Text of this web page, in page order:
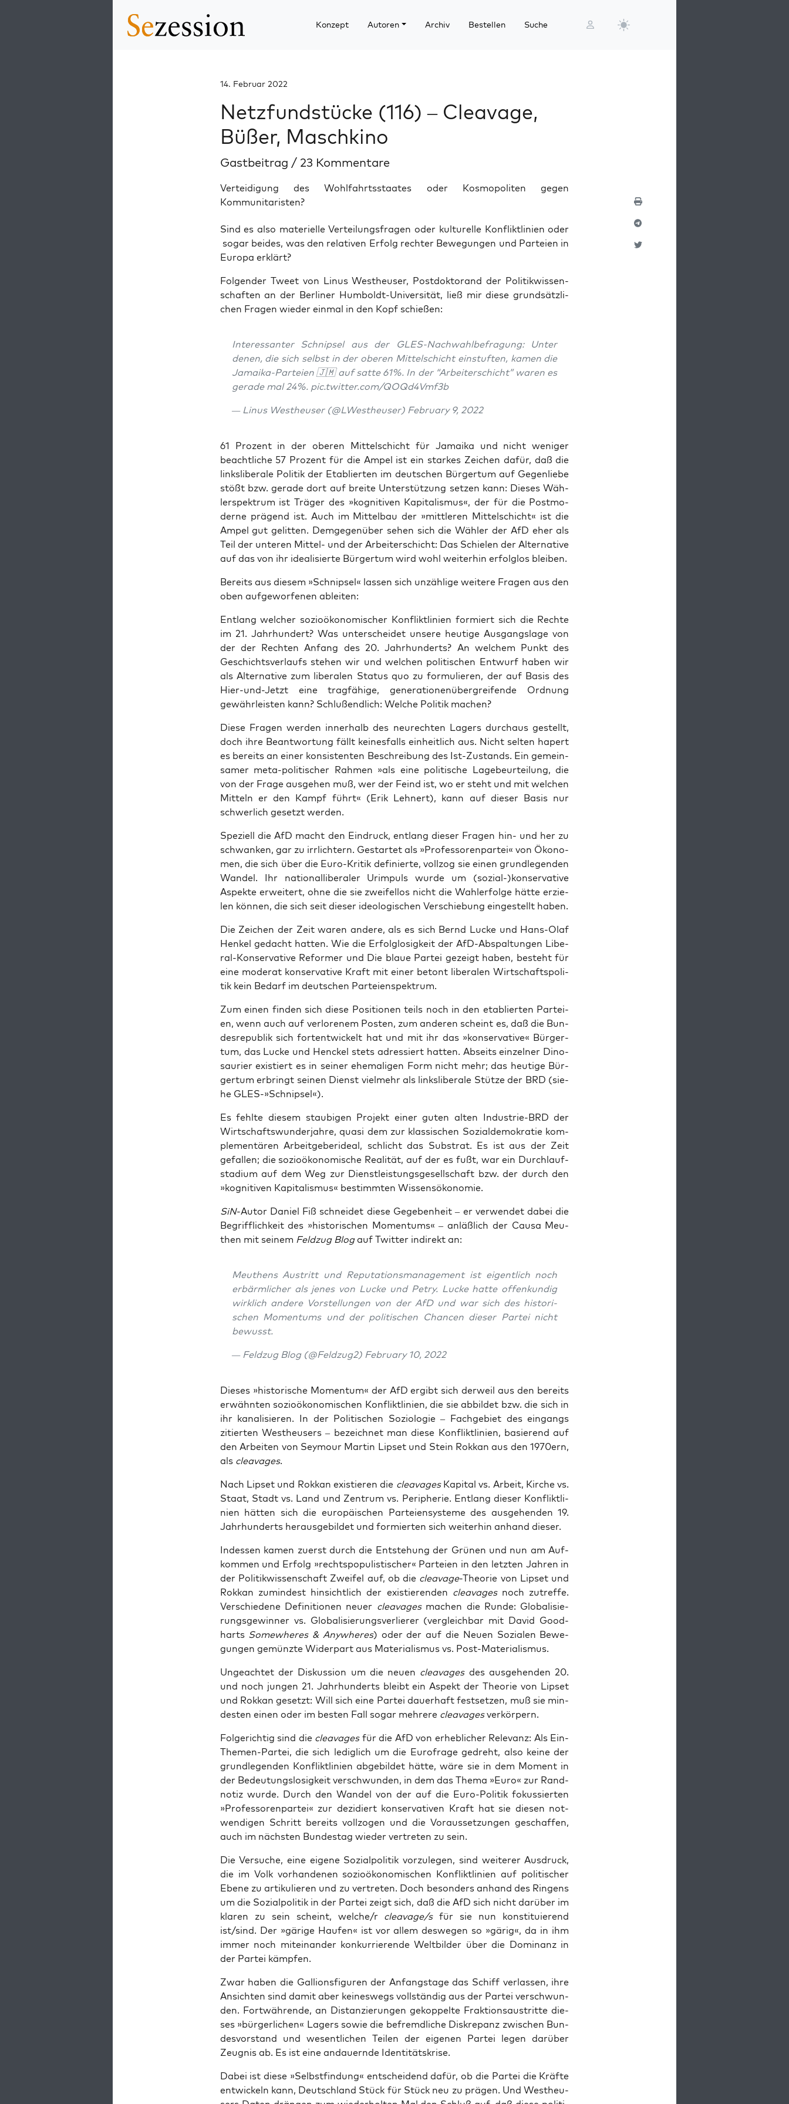
Konzept Autoren Archiv Bestellen Suche
14. Februar 2022
Netzfundstücke (116) – Cleavage,
Büßer, Maschkino
Gastbeitrag / 23 Kommentare
Verteidigung des Wohlfahrtsstaates oder Kosmopoliten gegen
Kommunitaristen?
Sind es also mate­ri­el­le Ver­tei­lungs­fra­gen oder kul­tu­rel­le Kon­flikt­li­ni­en oder
sogar bei­des, was den rela­ti­ven Erfolg rech­ter Bewe­gun­gen und Par­tei­en in
Euro­pa erklärt?
Fol­gen­der Tweet von Linus Westheu­ser, Post­dok­to­rand der Poli­tik­wis­sen­
schaf­ten an der Ber­li­ner Hum­boldt-Uni­ver­si­tät, ließ mir die­se grund­sätz­li­
chen Fra­gen wie­der ein­mal in den Kopf schießen:
Inter­es­san­ter Schnip­sel aus der GLES-Nach­wahl­be­fra­gung: Unter
denen, die sich selbst in der obe­ren Mit­tel­schicht ein­stuf­ten, kamen die
Jamai­ka-Par­tei­en 🇯🇲 auf sat­te 61%. In der “Arbei­ter­schicht” waren es
gera­de mal 24%. pic.twitter.com/QOQd4Vmf3b
— Linus Westheu­ser (@LWestheuser) Febru­ary 9, 2022
61 Pro­zent in der obe­ren Mit­tel­schicht für Jamai­ka und nicht weni­ger
beacht­li­che 57 Pro­zent für die Ampel ist ein star­kes Zei­chen dafür, daß die
links­li­be­ra­le Poli­tik der Eta­blier­ten im deut­schen Bür­ger­tum auf Gegen­lie­be
stößt bzw. gera­de dort auf brei­te Unter­stüt­zung set­zen kann: Die­ses Wäh­
ler­spek­trum ist Trä­ger des »kogni­ti­ven Kapi­ta­lis­mus«, der für die Post­mo­
der­ne prä­gend ist. Auch im Mit­tel­bau der »mitt­le­ren Mit­tel­schicht« ist die
Ampel gut gelit­ten. Dem­ge­gen­über sehen sich die Wäh­ler der AfD eher als
Teil der unte­ren Mit­tel- und der Arbei­ter­schicht: Das Schie­len der Alter­na­ti­ve
auf das von ihr idea­li­sier­te Bür­ger­tum wird wohl wei­ter­hin erfolg­los bleiben.
Bereits aus die­sem »Schnip­sel« las­sen sich unzäh­li­ge wei­te­re Fra­gen aus den
oben auf­ge­wor­fe­nen ableiten:
Ent­lang wel­cher sozio­öko­no­mi­scher Kon­flikt­li­ni­en for­miert sich die Rech­te
im 21. Jahr­hun­dert? Was unter­schei­det unse­re heu­ti­ge Aus­gangs­la­ge von
der der Rech­ten Anfang des 20. Jahr­hun­derts? An wel­chem Punkt des
Geschichts­ver­laufs ste­hen wir und wel­chen poli­ti­schen Ent­wurf haben wir
als Alter­na­ti­ve zum libe­ra­len Sta­tus quo zu for­mu­lie­ren, der auf Basis des
Hier-und-Jetzt eine trag­fä­hi­ge, gene­ra­tio­nen­über­grei­fen­de Ord­nung
gewähr­leis­ten kann? Schlu­ßend­lich: Wel­che Poli­tik machen?
Die­se Fra­gen wer­den inner­halb des neu­rech­ten Lagers durch­aus gestellt,
doch ihre Beant­wor­tung fällt kei­nes­falls ein­heit­lich aus. Nicht sel­ten hapert
es bereits an einer kon­sis­ten­ten Beschrei­bung des Ist-Zustands. Ein gemein­
sa­mer meta-poli­ti­scher Rah­men »als eine poli­ti­sche Lage­be­ur­tei­lung, die
von der Fra­ge aus­ge­hen muß, wer der Feind ist, wo er steht und mit wel­chen
Mit­teln er den Kampf führt« (Erik Leh­nert), kann auf die­ser Basis nur
schwer­lich gesetzt werden.
Spe­zi­ell die AfD macht den Ein­druck, ent­lang die­ser Fra­gen hin- und her zu
schwan­ken, gar zu irr­lich­tern. Gestar­tet als »Pro­fes­so­ren­par­tei« von Öko­no­
men, die sich über die Euro-Kri­tik defi­nier­te, voll­zog sie einen grund­le­gen­den
Wan­del. Ihr natio­nal­li­be­ra­ler Urim­puls wur­de um (sozial-)konservative
Aspek­te erwei­tert, ohne die sie zwei­fel­los nicht die Wahl­er­fol­ge hät­te erzie­
len kön­nen, die sich seit die­ser ideo­lo­gi­schen Ver­schie­bung ein­ge­stellt haben.
Die Zei­chen der Zeit waren ande­re, als es sich Bernd Lucke und Hans-Olaf
Hen­kel gedacht hat­ten. Wie die Erfolg­lo­sig­keit der AfD-Abspal­tun­gen Libe­
ral-Kon­ser­va­ti­ve Refor­mer und Die blaue Par­tei gezeigt haben, besteht für
eine mode­rat kon­ser­va­ti­ve Kraft mit einer betont libe­ra­len Wirt­schafts­po­li­
tik kein Bedarf im deut­schen Parteienspektrum.
Zum einen fin­den sich die­se Posi­tio­nen teils noch in den eta­blier­ten Par­tei­
en, wenn auch auf ver­lo­re­nem Pos­ten, zum ande­ren scheint es, daß die Bun­
des­re­pu­blik sich fort­ent­wi­ckelt hat und mit ihr das »kon­ser­va­ti­ve« Bür­ger­
tum, das Lucke und Hen­ckel stets adres­siert hat­ten. Abseits ein­zel­ner Dino­
sau­ri­er exis­tiert es in sei­ner ehe­ma­li­gen Form nicht mehr; das heu­ti­ge Bür­
ger­tum erbringt sei­nen Dienst viel­mehr als links­li­be­ra­le Stüt­ze der BRD (sie­
he GLES-»Schnipsel«).
Es fehl­te die­sem stau­bi­gen Pro­jekt einer guten alten Indus­trie-BRD der
Wirt­schafts­wun­der­jah­re, qua­si dem zur klas­si­schen Sozi­al­de­mo­kra­tie kom­
ple­men­tä­ren Arbeit­ge­be­r­ide­al, schlicht das Sub­strat. Es ist aus der Zeit
gefal­len; die sozio­öko­no­mi­sche Rea­li­tät, auf der es fußt, war ein Durch­lauf­
sta­di­um auf dem Weg zur Dienst­leis­tungs­ge­sell­schaft bzw. der durch den
»kogni­ti­ven Kapi­ta­lis­mus« bestimm­ten Wissensökonomie.
SiN-Autor Dani­el Fiß schnei­det die­se Gege­ben­heit – er ver­wen­det dabei die
Begriff­lich­keit des »his­to­ri­schen Momen­tums« – anläß­lich der Cau­sa Meu­
then mit sei­nem Feld­zug Blogauf Twit­ter indi­rekt an:
Meu­thens Aus­tritt und Repu­ta­ti­ons­ma­nage­ment ist eigent­lich noch
erbärm­li­cher als jenes von Lucke und Petry. Lucke hat­te offen­kun­dig
wirk­lich ande­re Vor­stel­lun­gen von der AfD und war sich des his­to­ri­
schen Momen­tums und der poli­ti­schen Chan­cen die­ser Par­tei nicht
bewusst.
— Feld­zug Blog (@Feldzug2) Febru­ary 10, 2022
Die­ses »his­to­ri­sche Momen­tum« der AfD ergibt sich der­weil aus den bereits
erwähn­ten sozio­öko­no­mi­schen Kon­flikt­li­ni­en, die sie abbil­det bzw. die sich in
ihr kana­li­sie­ren. In der Poli­ti­schen Sozio­lo­gie – Fach­ge­biet des ein­gangs
zitier­ten Westheu­sers – bezeich­net man die­se Kon­flikt­li­ni­en, basie­rend auf
den Arbei­ten von Sey­mour Mar­tin Lip­set und Stein Rok­kan aus den 1970ern,
als cleava­ges.
Nach Lip­set und Rok­kan exis­tie­ren die cleava­ges Kapi­tal vs. Arbeit, Kir­che vs.
Staat, Stadt vs. Land und Zen­trum vs. Peri­phe­rie. Ent­lang die­ser Kon­flikt­li­
ni­en hät­ten sich die euro­päi­schen Par­tei­en­sys­te­me des aus­ge­hen­den 19.
Jahr­hun­derts her­aus­ge­bil­det und for­mier­ten sich wei­ter­hin anhand dieser.
Indes­sen kamen zuerst durch die Ent­ste­hung der Grü­nen und nun am Auf­
kom­men und Erfolg »rechts­po­pu­lis­ti­scher« Par­tei­en in den letz­ten Jah­ren in
der Poli­tik­wis­sen­schaft Zwei­fel auf, ob die cleava­ge-Theo­rie von Lip­set und
Rok­kan zumin­dest hin­sicht­lich der exis­tie­ren­den cleava­ges noch zutref­fe.
Ver­schie­de­ne Defi­ni­tio­nen neu­er cleava­ges machen die Run­de: Glo­ba­li­sie­
rungs­ge­win­ner vs. Glo­ba­li­sie­rungs­ver­lie­rer (ver­gleich­bar mit David Good­
harts Some­whe­res & Any­whe­res) oder der auf die Neu­en Sozia­len Bewe­
gun­gen gemünz­te Wider­part aus Mate­ria­lis­mus vs. Post-Materialismus.
Unge­ach­tet der Dis­kus­si­on um die neu­en cleava­ges des aus­ge­hen­den 20.
und noch jun­gen 21. Jahr­hun­derts bleibt ein Aspekt der Theo­rie von Lip­set
und Rok­kan gesetzt: Will sich eine Par­tei dau­er­haft fest­set­zen, muß sie min­
des­ten einen oder im bes­ten Fall sogar meh­re­re cleava­gesver­kör­pern.
Fol­ge­rich­tig sind die cleava­ges für die AfD von erheb­li­cher Rele­vanz: Als Ein-
The­men-Par­tei, die sich ledig­lich um die Euro­fra­ge gedreht, also kei­ne der
grund­le­gen­den Kon­flikt­li­ni­en abge­bil­det hät­te, wäre sie in dem Moment in
der Bedeu­tungs­lo­sig­keit ver­schwun­den, in dem das The­ma »Euro« zur Rand­
no­tiz wur­de. Durch den Wan­del von der auf die Euro-Poli­tik fokus­sier­ten
»Pro­fes­so­ren­par­tei« zur dezi­diert kon­ser­va­ti­ven Kraft hat sie die­sen not­
wen­di­gen Schritt bereits voll­zo­gen und die Vor­aus­set­zun­gen geschaf­fen,
auch im nächs­ten Bun­des­tag wie­der ver­tre­ten zu sein.
Die Ver­su­che, eine eige­ne Sozi­al­po­li­tik vor­zu­le­gen, sind wei­te­rer Aus­druck,
die im Volk vor­han­de­nen sozio­öko­no­mi­schen Kon­flikt­li­ni­en auf poli­ti­scher
Ebe­ne zu arti­ku­lie­ren und zu ver­tre­ten. Doch beson­ders anhand des Rin­gens
um die Sozi­al­po­li­tik in der Par­tei zeigt sich, daß die AfD sich nicht dar­über im
kla­ren zu sein scheint, welche/r cleavage/sfür sie nun kon­sti­tu­ie­rend
ist/sind. Der »gäri­ge Hau­fen« ist vor allem des­we­gen so »gärig«, da in ihm
immer noch mit­ein­an­der kon­kur­rie­ren­de Welt­bil­der über die Domi­nanz in
der Par­tei kämpfen.
Zwar haben die Gal­li­ons­fi­gu­ren der Anfangs­ta­ge das Schiff ver­las­sen, ihre
Ansich­ten sind damit aber kei­nes­wegs voll­stän­dig aus der Par­tei ver­schwun­
den. Fort­wäh­ren­de, an Distan­zie­run­gen gekop­pel­te Frak­ti­ons­aus­trit­te die­
ses »bür­ger­li­chen« Lagers sowie die befremd­li­che Dis­kre­panz zwi­schen Bun­
des­vor­stand und wesent­li­chen Tei­len der eige­nen Par­tei legen dar­über
Zeug­nis ab. Es ist eine andau­ern­de Identitätskrise.
Dabei ist die­se »Selbst­fin­dung« ent­schei­dend dafür, ob die Par­tei die Kräf­te
ent­wi­ckeln kann, Deutsch­land Stück für Stück neu zu prä­gen. Und Westheu­